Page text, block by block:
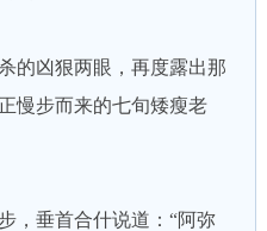
的凶狠两眼，再度露出那
慢步而来的七旬矮瘦老
，垂首合什说道：“阿弥